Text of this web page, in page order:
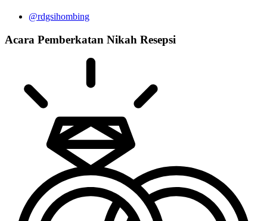
@rdgsihombing
Acara Pemberkatan Nikah Resepsi